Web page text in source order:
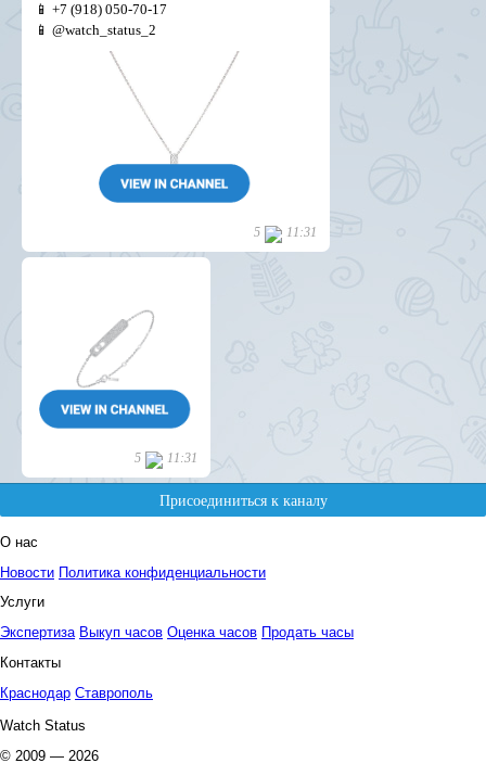
О нас
Новости Политика конфиденциальности
Услуги
Экспертиза Выкуп часов Оценка часов Продать часы
Контакты
Краснодар Ставрополь
Watch Status
© 2009 — 2026